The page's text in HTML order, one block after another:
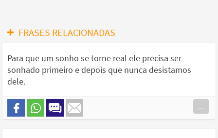
FRASES RELACIONADAS
Para que um sonho se torne real ele precisa ser
sonhado primeiro e depois que nunca desistamos
dele.
...